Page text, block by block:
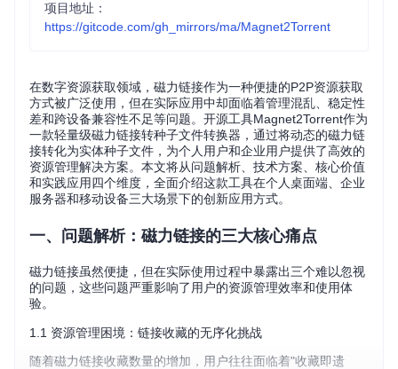
项目地址：
https://gitcode.com/gh_mirrors/ma/Magnet2Torrent
在数字资源获取领域，磁力链接作为一种便捷的P2P资源获取
方式被广泛使用，但在实际应用中却面临着管理混乱、稳定性
差和跨设备兼容性不足等问题。开源工具Magnet2Torrent作为
一款轻量级磁力链接转种子文件转换器，通过将动态的磁力链
接转化为实体种子文件，为个人用户和企业用户提供了高效的
资源管理解决方案。本文将从问题解析、技术方案、核心价值
和实践应用四个维度，全面介绍这款工具在个人桌面端、企业
服务器和移动设备三大场景下的创新应用方式。
一、问题解析：磁力链接的三大核心痛点
磁力链接虽然便捷，但在实际使用过程中暴露出三个难以忽视
的问题，这些问题严重影响了用户的资源管理效率和使用体
验。
1.1 资源管理困境：链接收藏的无序化挑战
随着磁力链接收藏数量的增加，用户往往面临着"收藏即遗